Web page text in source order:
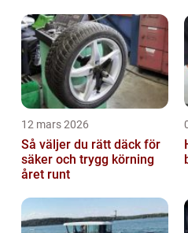
12 mars 2026
Så väljer du rätt däck för
säker och trygg körning
året runt